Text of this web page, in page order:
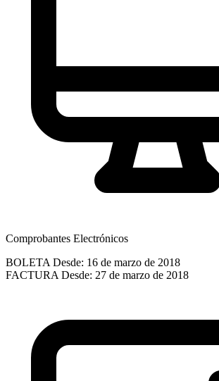
Comprobantes Electrónicos
BOLETA Desde: 16 de marzo de 2018
FACTURA Desde: 27 de marzo de 2018